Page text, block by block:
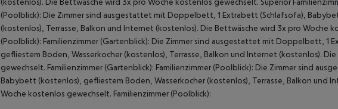
(Poolblick): Die Zimmer sind ausgestattet mit Doppelbett, 1 Extrabett (Schlafsofa),
(kostenlos), Terrasse, Balkon und Internet (kostenlos). Die Bettwäsche wird 3x pro Woche
(Poolblick): Familienzimmer (Gartenblick): Die Zimmer sind ausgestattet mit Doppelbett, 1
gefliestem Boden, Wasserkocher (kostenlos), Terrasse, Balkon und Internet (kostenlos).
gewechselt. Familienzimmer (Gartenblick): Familienzimmer (Poolblick): Die Zimmer sind
Babybett (kostenlos), gefliestem Boden, Wasserkocher (kostenlos), Terrasse, Balkon und
Woche kostenlos gewechselt. Familienzimmer (Poolblick):